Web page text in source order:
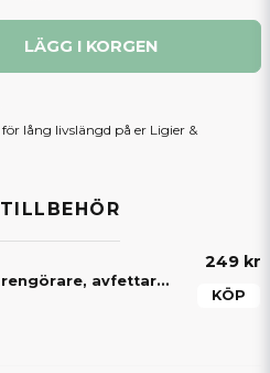
LÄGG I KORGEN
lång livslängd på er Ligier &
Cleaner Activator – rengörare, avfettare och aktivator för mopedbil
249 kr
KÖP